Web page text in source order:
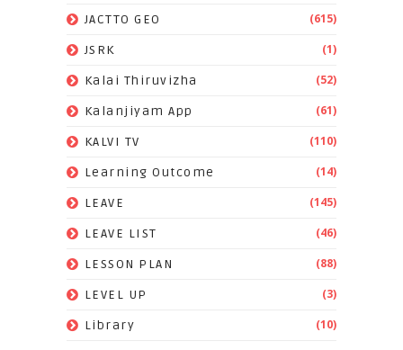
JACTTO GEO (615)
JSRK (1)
Kalai Thiruvizha (52)
Kalanjiyam App (61)
KALVI TV (110)
Learning Outcome (14)
LEAVE (145)
LEAVE LIST (46)
LESSON PLAN (88)
LEVEL UP (3)
Library (10)